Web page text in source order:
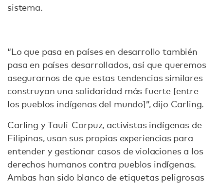
sistema.
“Lo que pasa en países en desarrollo también
pasa en países desarrollados, así que queremos
asegurarnos de que estas tendencias similares
construyan una solidaridad más fuerte [entre
los pueblos indígenas del mundo]”, dijo Carling.
Carling y Tauli-Corpuz, activistas indígenas de
Filipinas, usan sus propias experiencias para
entender y gestionar casos de violaciones a los
derechos humanos contra pueblos indígenas.
Ambas han sido blanco de etiquetas peligrosas